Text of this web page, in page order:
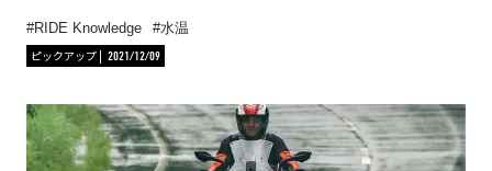
RIDE Knowledge
水温
ピックアップ
2021/12/09